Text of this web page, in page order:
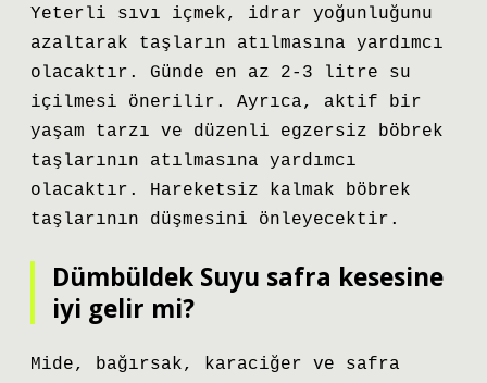
Yeterli sıvı içmek, idrar yoğunluğunu
azaltarak taşların atılmasına yardımcı
olacaktır. Günde en az 2-3 litre su
içilmesi önerilir. Ayrıca, aktif bir
yaşam tarzı ve düzenli egzersiz böbrek
taşlarının atılmasına yardımcı
olacaktır. Hareketsiz kalmak böbrek
taşlarının düşmesini önleyecektir.
Dümbüldek Suyu safra kesesine
iyi gelir mi?
Mide, bağırsak, karaciğer ve safra